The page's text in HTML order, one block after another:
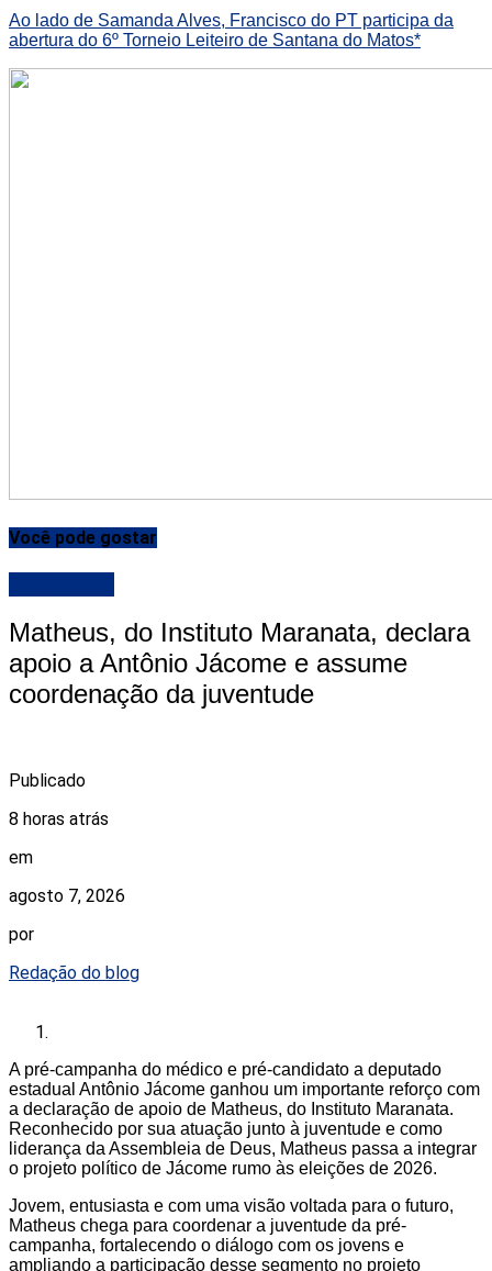
Ao lado de Samanda Alves, Francisco do PT participa da
abertura do 6º Torneio Leiteiro de Santana do Matos*
Você pode gostar
Matheus, do Instituto Maranata, declara
apoio a Antônio Jácome e assume
coordenação da juventude
Publicado
8 horas atrás
em
agosto 7, 2026
por
Redação do blog
A pré-campanha do médico e pré-candidato a deputado
estadual Antônio Jácome ganhou um importante reforço com
a declaração de apoio de Matheus, do Instituto Maranata.
Reconhecido por sua atuação junto à juventude e como
liderança da Assembleia de Deus, Matheus passa a integrar
o projeto político de Jácome rumo às eleições de 2026.
Jovem, entusiasta e com uma visão voltada para o futuro,
Matheus chega para coordenar a juventude da pré-
campanha, fortalecendo o diálogo com os jovens e
ampliando a participação desse segmento no projeto